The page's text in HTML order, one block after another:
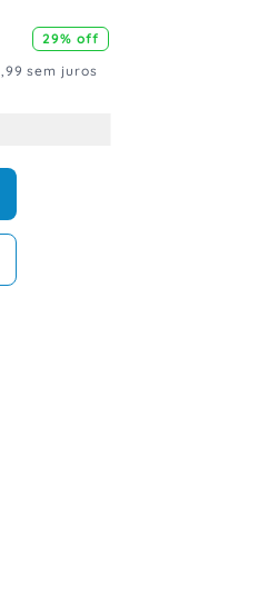
29% off
,99 sem juros